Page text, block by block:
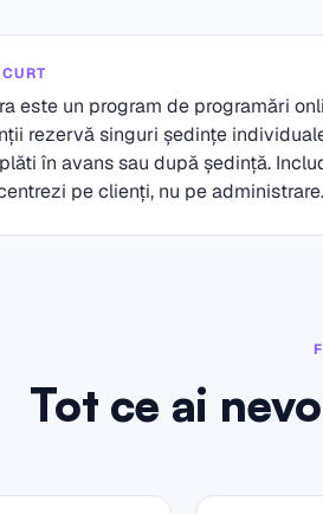
este un program de programări
rezervă singuri ședințe
în avans sau după ședință.
pe clienți, nu pe administrare.
Tot ce ai